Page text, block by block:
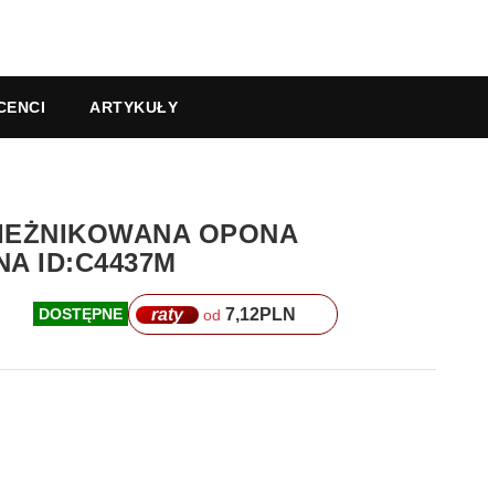
ARTYKUŁY
OPONA
ID:C4437M
DOSTĘPNE raty od 7,12PLN